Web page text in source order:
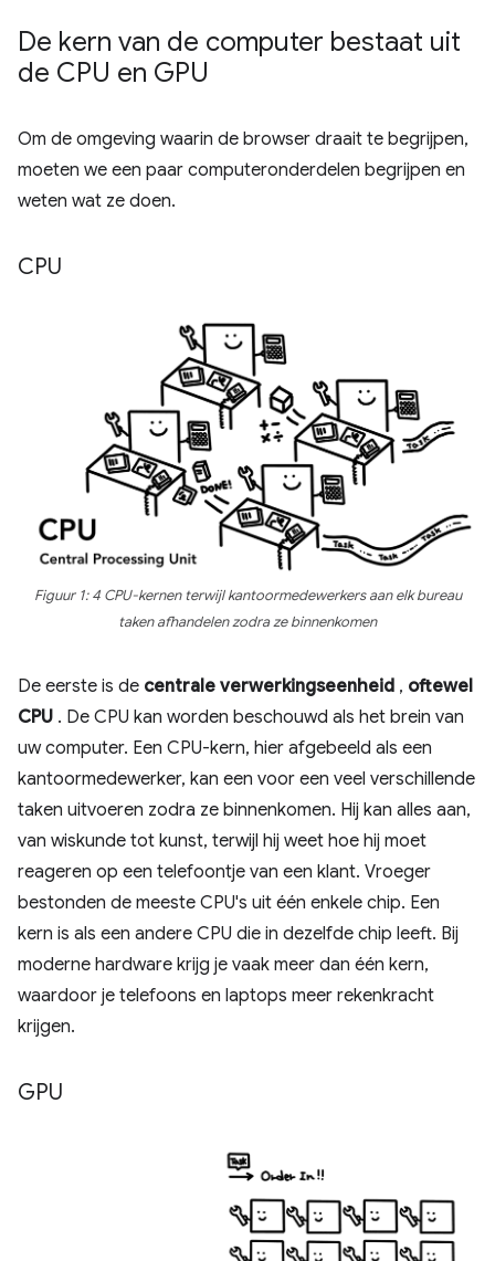
De kern van de computer bestaat uit
de CPU en GPU
Om de omgeving waarin de browser draait te begrijpen,
moeten we een paar computeronderdelen begrijpen en
weten wat ze doen.
CPU
Figuur 1: 4 CPU-kernen terwijl kantoormedewerkers aan elk bureau
taken afhandelen zodra ze binnenkomen
De eerste is de centrale verwerkingseenheid , oftewel
CPU . De CPU kan worden beschouwd als het brein van
uw computer. Een CPU-kern, hier afgebeeld als een
kantoormedewerker, kan een voor een veel verschillende
taken uitvoeren zodra ze binnenkomen. Hij kan alles aan,
van wiskunde tot kunst, terwijl hij weet hoe hij moet
reageren op een telefoontje van een klant. Vroeger
bestonden de meeste CPU's uit één enkele chip. Een
kern is als een andere CPU die in dezelfde chip leeft. Bij
moderne hardware krijg je vaak meer dan één kern,
waardoor je telefoons en laptops meer rekenkracht
krijgen.
GPU